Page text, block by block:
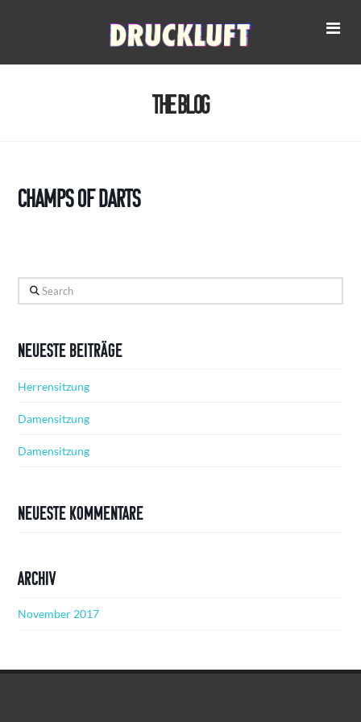
The Blog
Champs of Darts
Search
Neueste Beiträge
Herrensitzung
Damensitzung
Damensitzung
Neueste Kommentare
Archiv
November 2017